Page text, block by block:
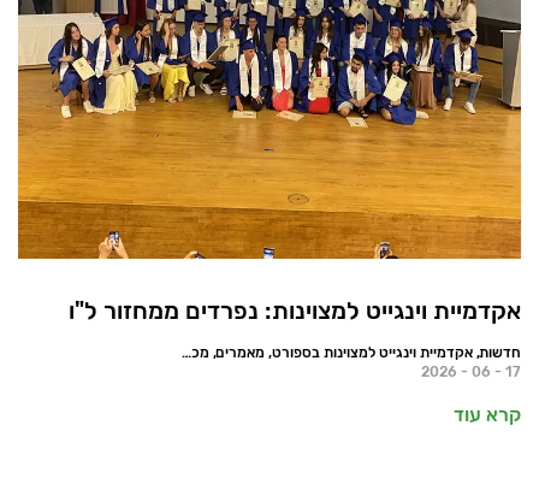
אקדמיית וינגייט למצוינות: נפרדים ממחזור ל"ו
חדשות, אקדמיית וינגייט למצוינות בספורט, מאמרים, מכון וינגייט, ספורט הישגי
17 - 06 - 2026
קרא עוד